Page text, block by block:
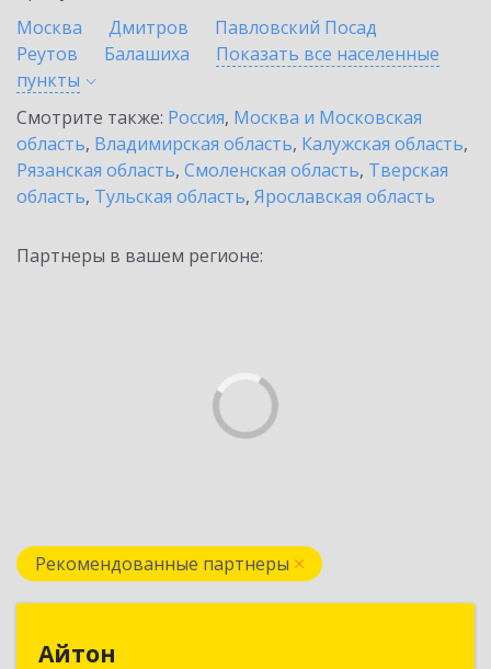
Москва
Дмитров
Павловский Посад
Реутов
Балашиха
Показать все населенные
пункты
Смотрите также: Россия, Москва и Московская
область, Владимирская область, Калужская область,
Рязанская область, Смоленская область, Тверская
область, Тульская область, Ярославская область
Партнеры в вашем регионе:
Рекомендованные партнеры
Айтон